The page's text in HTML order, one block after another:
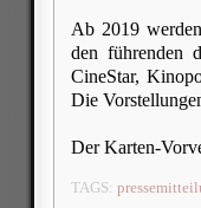
Ab 2019
den führenden
CineStar,
Die
Der Karten-
TAGS: